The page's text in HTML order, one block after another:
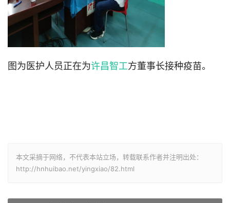
图为医护人员正在为许昌智工方董事长接种疫苗。
本文采摘于网络，不代表本站立场，转载联系作者并注明出处：
http://hnhuibao.net/yingxiao/82.html